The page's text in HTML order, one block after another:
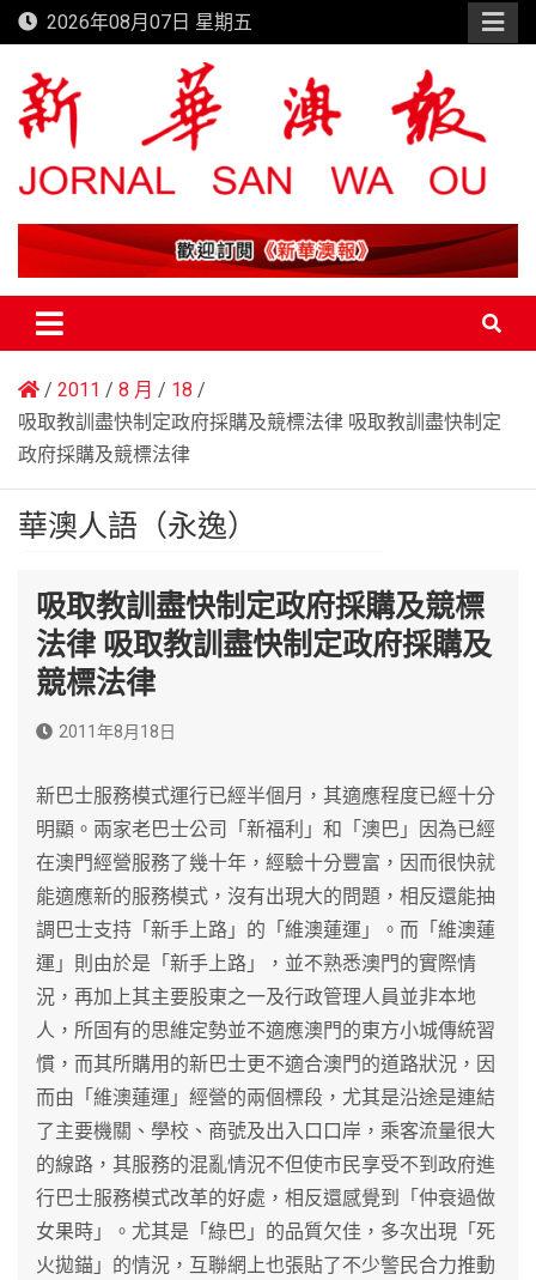
Skip
to
content
2026年08月07日 星期五
新華澳報
2011 8 月
18
吸取教訓盡快制定政府採購及競標法律 吸取教訓盡快制定
政府採購及競標法律
華澳人語（永逸）
吸取教訓盡快制定政府採購及競標
法律 吸取教訓盡快制定政府採購及
競標法律
2011年8月18日
新巴士服務模式運行已經半個月，其適應程度已經十分
明顯。兩家老巴士公司「新福利」和「澳巴」因為已經
在澳門經營服務了幾十年，經驗十分豐富，因而很快就
能適應新的服務模式，沒有出現大的問題，相反還能抽
調巴士支持「新手上路」的「維澳蓮運」。而「維澳蓮
運」則由於是「新手上路」，並不熟悉澳門的實際情
況，再加上其主要股東之一及行政管理人員並非本地
人，所固有的思維定勢並不適應澳門的東方小城傳統習
慣，而其所購用的新巴士更不適合澳門的道路狀況，因
而由「維澳蓮運」經營的兩個標段，尤其是沿途是連結
了主要機關、學校、商號及出入口口岸，乘客流量很大
的線路，其服務的混亂情況不但使市民享受不到政府進
行巴士服務模式改革的好處，相反還感覺到「仲衰過做
女果時」。尤其是「綠巴」的品質欠佳，多次出現「死
火拋錨」的情況，互聯網上也張貼了不少警民合力推動